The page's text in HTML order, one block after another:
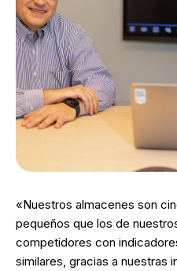
«Nuestros almacenes son
pequeños que los de
competidores con
similares, gracias a nuestras